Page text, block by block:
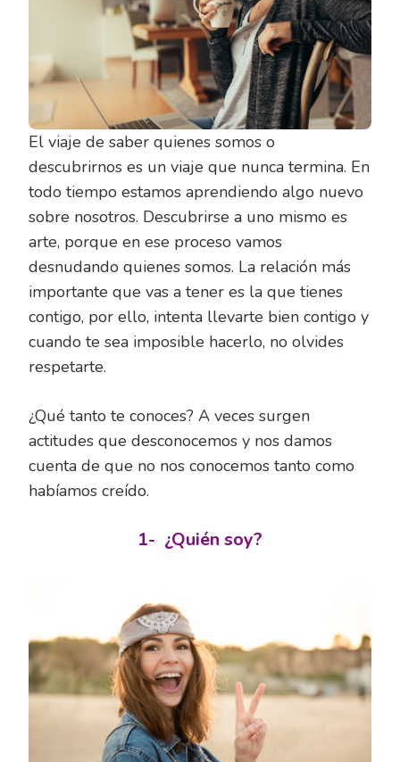
El viaje de saber quienes somos o
descubrirnos es un viaje que nunca termina. En
todo tiempo estamos aprendiendo algo nuevo
sobre nosotros. Descubrirse a uno mismo es
arte, porque en ese proceso vamos
desnudando quienes somos. La relación más
importante que vas a tener es la que tienes
contigo, por ello, intenta llevarte bien contigo y
cuando te sea imposible hacerlo, no olvides
respetarte.
¿Qué tanto te conoces? A veces surgen
actitudes que desconocemos y nos damos
cuenta de que no nos conocemos tanto como
habíamos creído.
1- ¿Quién soy?